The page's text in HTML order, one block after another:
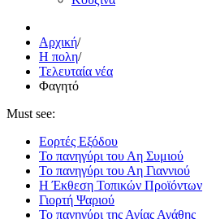
Αρχική/
Η πολη/
Τελευταία νέα
Φαγητό
Must see:
Εορτές Εξόδου
Το πανηγύρι του Αη Συμιού
Το πανηγύρι του Αη Γιαννιού
Η Έκθεση Τοπικών Προϊόντων
Γιορτή Ψαριού
Το πανηγύρι της Αγίας Αγάθης